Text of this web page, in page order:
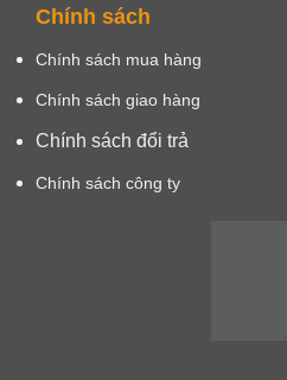
Chính sách
Chính sách mua hàng
Chính sách giao hàng
Chính sách đổi trả
Chính sách công ty